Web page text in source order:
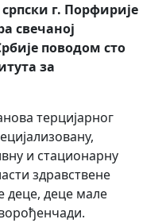
г. Порфирије
свечаној
поводом сто
за
терцијарног
и стационарну
здравствене
деце, деце мале